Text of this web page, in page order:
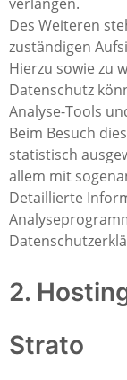
Des Weiteren
zuständigen
Hierzu sowie zu
Datenschutz
Analyse-Tools
Beim Besuch
statistisch
allem mit
Detaillierte
2.
Strato